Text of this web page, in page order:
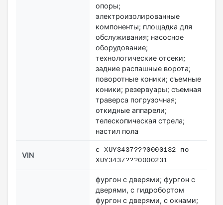
опоры;
электроизолированные
компоненты; площадка для
обслуживания; насосное
оборудование;
технологические отсеки;
задние распашные ворота;
поворотные коники; съемные
коники; резервуары; съемная
траверса погрузочная;
откидные аппарели;
телескопическая стрела;
настил пола
VIN
c XUY3437???0000132 по
XUY3437???0000231
фургон с дверями; фургон с
дверями, с гидробортом
фургон с дверями, с окнами;